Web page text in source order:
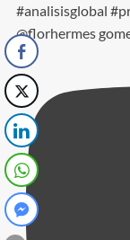
#analisisglobal
@florhermes